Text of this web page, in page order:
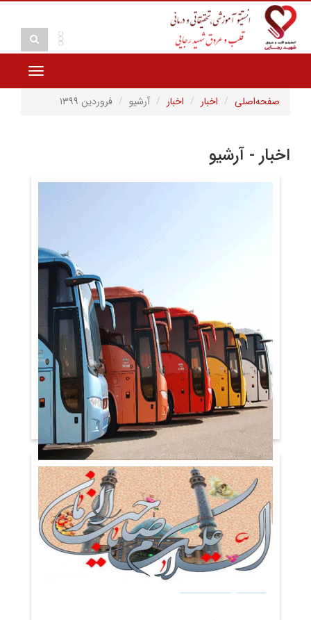
Toggle
صفحه‌اصلی
اخبار اخبار آرشیو فروردین ۱۳۹۹
اخبار - آرشیو
اطلاعیه مهم واحد نقلیه جهت
همکاران گرامی مرکز قلب و عروق
شهید رجایی
۲۳ فروردین ۱۳۹۹ اخبار اخبار مرکز به کوشش روابط